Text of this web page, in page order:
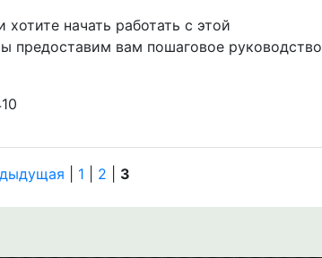
начать работать с этой
предоставим вам пошаговое руководство
1 2 3